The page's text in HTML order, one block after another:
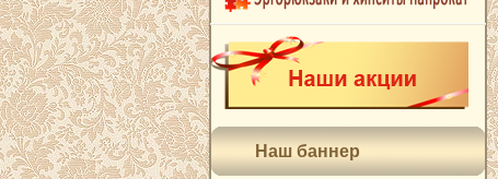
Наш баннер